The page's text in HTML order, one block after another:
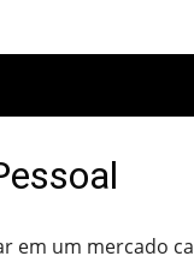
em um mercado